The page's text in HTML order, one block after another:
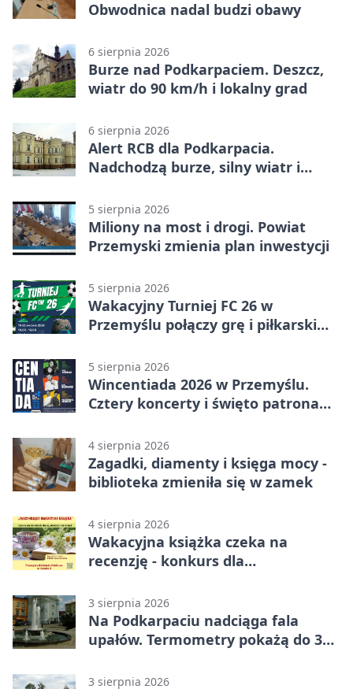
Obwodnica nadal budzi obawy
6 sierpnia 2026
Burze nad Podkarpaciem. Deszcz,
wiatr do 90 km/h i lokalny grad
6 sierpnia 2026
Alert RCB dla Podkarpacia.
Nadchodzą burze, silny wiatr i
5 sierpnia 2026
Miliony na most i drogi. Powiat
Przemyski zmienia plan inwestycji
5 sierpnia 2026
Wakacyjny Turniej FC 26 w
Przemyślu połączy grę i piłkarski
5 sierpnia 2026
Wincentiada 2026 w Przemyślu.
Cztery koncerty i święto patrona
4 sierpnia 2026
Zagadki, diamenty i księga mocy -
biblioteka zmieniła się w zamek
4 sierpnia 2026
Wakacyjna książka czeka na
recenzję - konkurs dla
3 sierpnia 2026
Na Podkarpaciu nadciąga fala
upałów. Termometry pokażą do 36
3 sierpnia 2026